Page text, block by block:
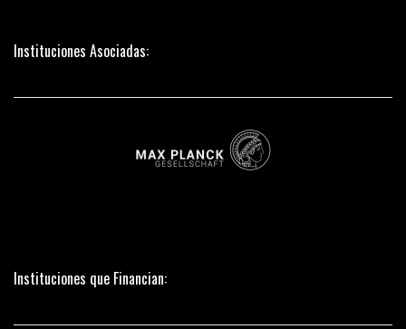
Instituciones Asociadas:
Instituciones que Financian: